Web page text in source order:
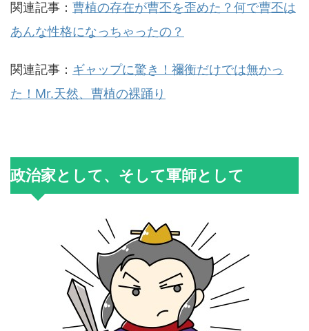
関連記事： 曹植の存在が曹丕を歪めた？何で曹丕は
あんな性格になっちゃったの？
関連記事： ギャップに驚き！禰衡だけでは無かっ
た！Mr.天然、曹植の裸踊り
政治家として、そして軍師として